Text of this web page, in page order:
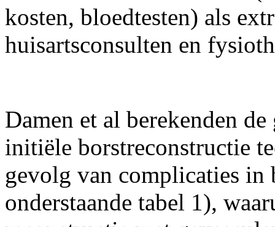
kosten, bloedtesten) als
huisartsconsulten en
Damen et al berekenden
initiële borstreconstructie
gevolg van complicaties in
onderstaande tabel 1),